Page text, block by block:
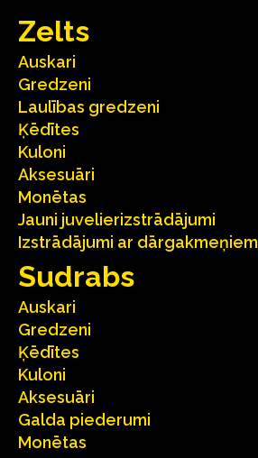
Zelts
Auskari
Gredzeni
Laulības gredzeni
Ķēdītes
Kuloni
Aksesuāri
Monētas
Jauni juvelierizstrādājumi
Izstrādājumi ar dārgakmeņiem
Sudrabs
Auskari
Gredzeni
Ķēdītes
Kuloni
Aksesuāri
Galda piederumi
Monētas